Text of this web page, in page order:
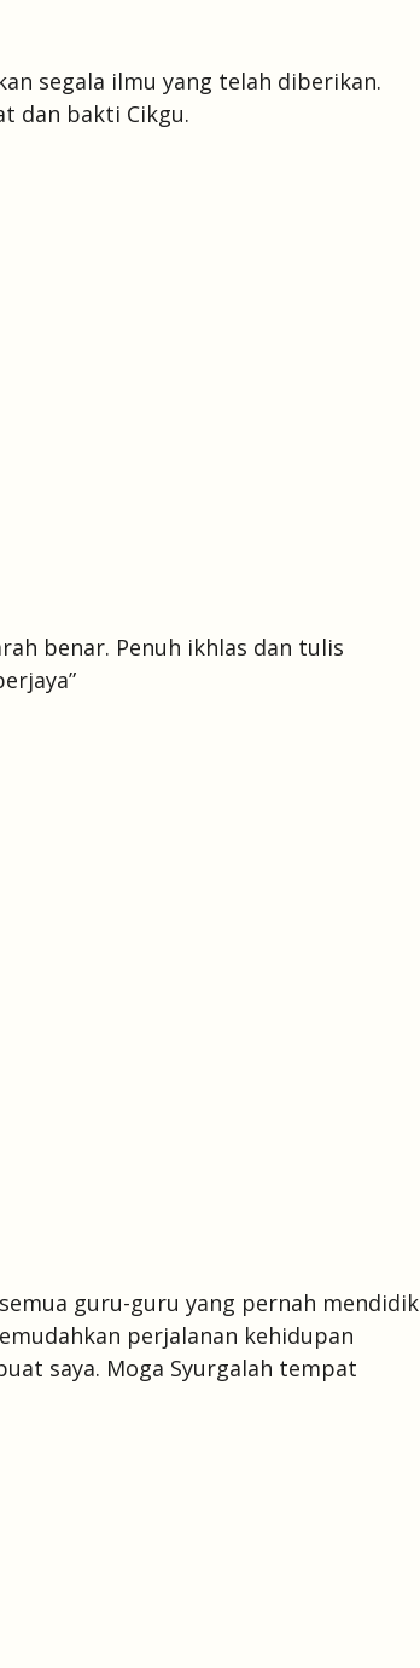
segala ilmu yang telah diberikan.
dan bakti Cikgu.
benar. Penuh ikhlas dan tulis
guru-guru yang pernah mendidik
perjalanan kehidupan
saya. Moga Syurgalah tempat